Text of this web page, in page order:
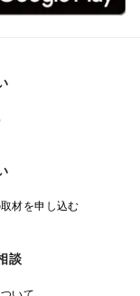
材を申し込む
談